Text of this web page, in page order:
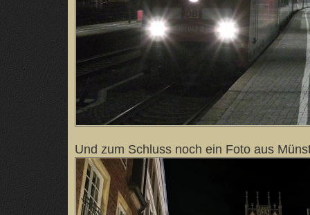
Und zum Schluss noch ein Foto aus